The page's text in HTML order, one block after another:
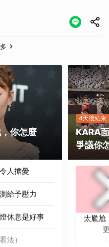
你怎麼
人擔憂
給予壓力
休息是好事
法）
4天後結束
KARA
爭議你
太尷尬